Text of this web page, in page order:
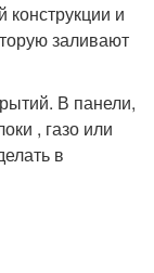
конструкции и
заливают
В панели,
, газо или
в